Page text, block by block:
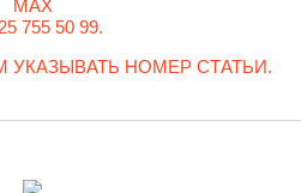
MAX
755 50 99.
УКАЗЫВАТЬ НОМЕР СТАТЬИ.